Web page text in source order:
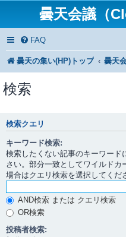
曇天会議（
FAQ
曇天の集い(HP)トップ 曇天
検索
検索クエリ
キーワード検索:
検索したくない記事のキーワード
さい。部分一致としてワイルドカ
場合はクエリ検索を選択してくだ
AND検索 または クエリ検索
OR検索
投稿者検索: